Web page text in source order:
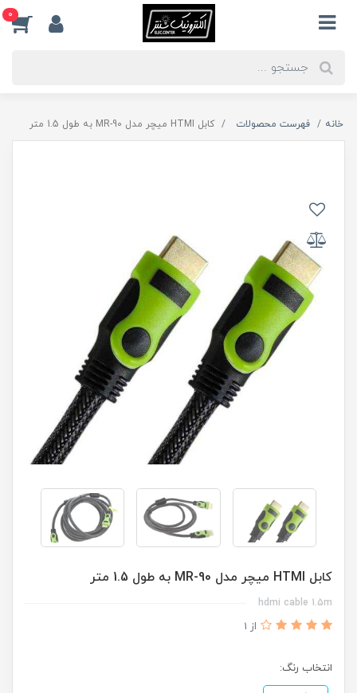
0
خانه فهرست محصولات کابل HTMI میچر مدل MR-90 به طول 1.5 متر
کابل HTMI میچر مدل MR-90 به طول 1.5 متر
hdmi cable 1.5m
از 1
انتخاب رنگ: